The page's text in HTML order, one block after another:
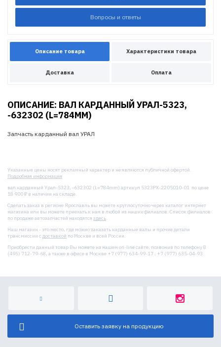
Вопросы и ответы
Описание товара Характеристики товара
Доставка Оплата
ОПИСАНИЕ: ВАЛ КАРДАННЫЙ УРАЛ-5323,
-632302 (L=784MM)
Запчасть карданный вал УРАЛ
Указанные цены носят рекламный характер и не являются публичной офертой.
Подробная информация
вал карданный Урал-5323, -632302 (L=784mm) артикул 5323РХ-2205010-01 по цене
18 900 ₽ в наличии на складе.
Сделать заказ в регионе Ярославль вы можете круглосуточно через каталог интернет
магазина или вы можете приехать к нам в любой из наших филиалов. Список филиалов
по продаже автозапчастей находятся здесь.
Наш магазин - это место, где можно заказать карданные валы и прочие детали
трансмиссии с доставкой по Москве и всей России.
Приобрести данный товар Вы можете на нашем on-line сайте, позвонив по телефону 8
(495) 712-79-68, а также в офисе в Москве +7 (977) 634-99-17 ; +7 (977) 635-04-93.
Оставить заявку на продукцию